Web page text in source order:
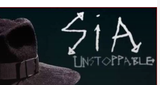
را
دوستان
خود